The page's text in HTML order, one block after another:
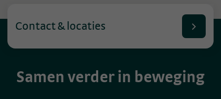
Samen verder in beweging
Contact & locaties